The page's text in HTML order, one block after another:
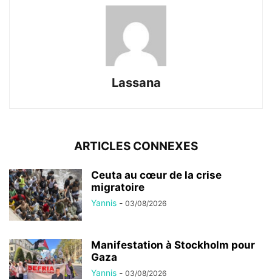
Lassana
ARTICLES CONNEXES
Ceuta au cœur de la crise
migratoire
Yannis - 03/08/2026
Manifestation à Stockholm pour
Gaza
Yannis - 03/08/2026